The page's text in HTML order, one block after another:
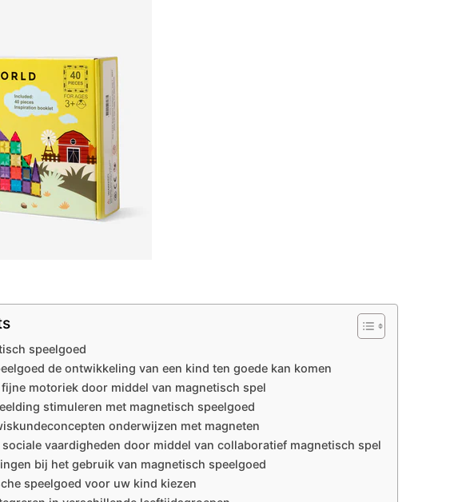
speelgoed
de ontwikkeling van een kind ten goede kan komen
motoriek door middel van magnetisch spel
stimuleren met magnetisch speelgoed
onderwijzen met magneten
vaardigheden door middel van collaboratief magnetisch spel
bij het gebruik van magnetisch speelgoed
speelgoed voor uw kind kiezen